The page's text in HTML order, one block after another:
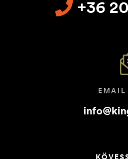
+36
EMAIL